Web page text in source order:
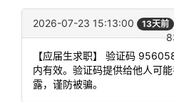
2026-07-23 15:13:00 13天前
【应届生求职】 验证码
内有效。验证码提供给他人可
露，谨防被骗。